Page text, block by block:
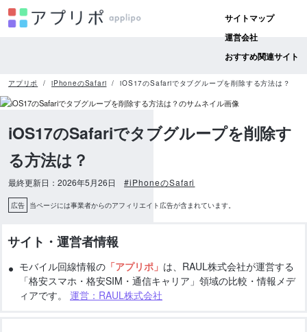
サイトマップ
運営会社
おすすめ関連サイト
アプリポ iPhoneのSafari iOS17のSafariでタブグループを削除する方法は？
iOS17のSafariでタブグループを削除す
る方法は？
最終更新日：2026年5月26日 #iPhoneのSafari
広告 当ページには事業者からのアフィリエイト広告が含まれています。
サイト・運営者情報
モバイル回線情報の 「アプリポ」 は、RAUL株式会社が運営する
「格安スマホ・格安SIM・通信キャリア」領域の比較・情報メデ
ィアです。 運営：RAUL株式会社